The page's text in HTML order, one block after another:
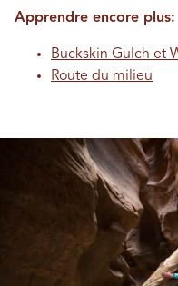
Apprendre encore plus:
Buckskin Gulch et
Route du milieu